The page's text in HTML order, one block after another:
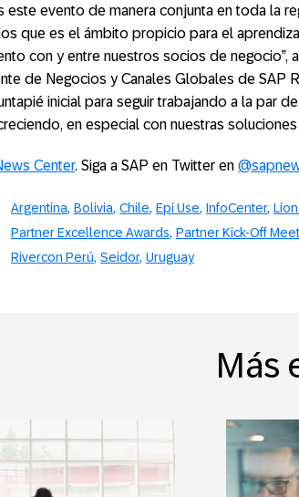
este evento de manera conjunta en toda la
que es el ámbito propicio para el
con y entre nuestros socios de negocio”,
de Negocios y Canales Globales de SAP
inicial para seguir trabajando a la par
en especial con nuestras soluciones
Center. Siga a SAP en Twitter en
Argentina Bolivia Chile Epi Use InfoCenter
Partner Excellence Awards Partner Kick-Off
Rivercon Perú Seidor Uruguay
Más